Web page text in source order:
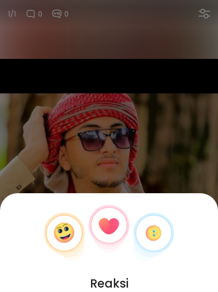
1/1 0 0
Reaksi